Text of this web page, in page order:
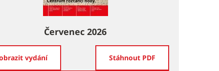
Červenec 2026
vydání Stáhnout PDF